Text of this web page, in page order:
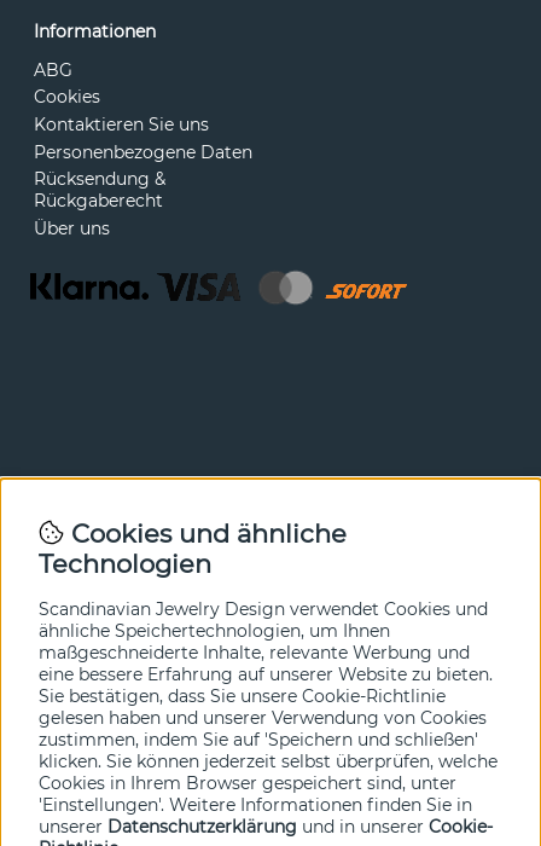
Informationen
ABG
Cookies
Kontaktieren Sie uns
Personenbezogene Daten
Rücksendung &
Rückgaberecht
Über uns
Newsletter
In unserem Newsletter erfahren Sie vor allen anderen
hier an.
Ja bitte!
Cookies und ähnliche
Technologien
Scandinavian Jewelry Design verwendet Cookies und
ähnliche Speichertechnologien, um Ihnen
maßgeschneiderte Inhalte, relevante Werbung und
eine bessere Erfahrung auf unserer Website zu bieten.
Sie bestätigen, dass Sie unsere Cookie-Richtlinie
gelesen haben und unserer Verwendung von Cookies
zustimmen, indem Sie auf 'Speichern und schließen'
klicken. Sie können jederzeit selbst überprüfen, welche
Cookies in Ihrem Browser gespeichert sind, unter
'Einstellungen'. Weitere Informationen finden Sie in
unserer Datenschutzerklärung und in unserer Cookie-